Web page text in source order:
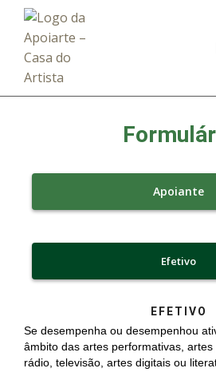
Apoiante
Efetivo
EFETIVO
Se desempenha ou desempenhou
âmbito das artes performativas, artes
rádio, televisão, artes digitais ou